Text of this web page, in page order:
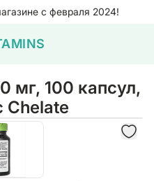
с февраля 2024!
мг, 100 капсул,
Chelate